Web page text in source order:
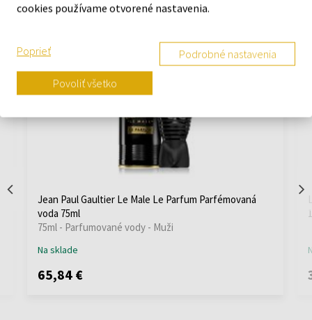
darčeky, ktoré potešia každého milovníka vôní.
Jean Paul Gaultier Le Male Le Parfum Parfémovaná
voda 75ml
75ml - Parfumované vody - Muži
Na sklade
65,84 €
cookies používame otvorené nastavenia.
Poprieť Podrobné nastavenia
Povoliť všetko